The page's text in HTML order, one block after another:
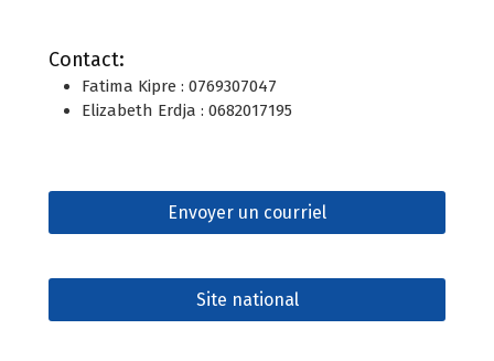
Contact:
Fatima Kipre : 0769307047
Elizabeth Erdja : 0682017195
Envoyer un courriel
Site national